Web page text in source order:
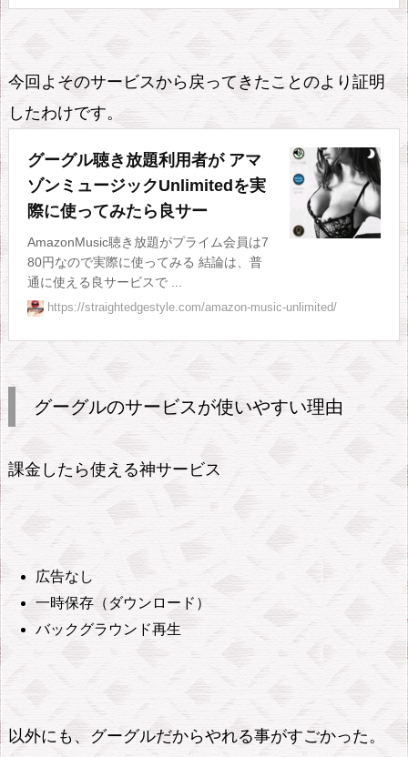
u
c
u
l
i
m
i
t
e
め
理
ア
ー
今回よそのサービスから戻ってきたことのより証明
したわけです。
グーグル聴き放題利用者が アマ
ゾンミュージックUnlimitedを実
際に使ってみたら良サー
AmazonMusic聴き放題がプライム会員は7
80円なので実際に使ってみる 結論は、普
通に使える良サービスで ...
https://straightedgestyle.com/amazon-music-unlimited/
グーグルのサービスが使いやすい理由
課金したら使える神サービス
広告なし
一時保存（ダウンロード）
バックグラウンド再生
以外にも、グーグルだからやれる事がすごかった。